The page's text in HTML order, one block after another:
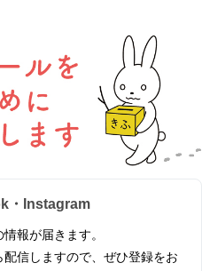
・Instagram
報が届きます。
信しますので、ぜひ登録をお